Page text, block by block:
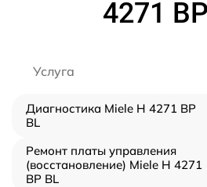
4271
Услуга
Диагностика Miele H 4271 BP
BL
Ремонт платы управления
(восстановление) Miele H 4271
BP BL